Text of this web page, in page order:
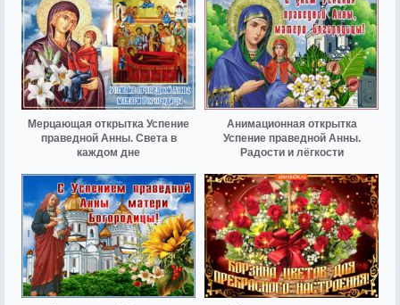
Мерцающая открытка Успение
праведной Анны. Света в
каждом дне
Анимационная открытка
Успение праведной Анны.
Радости и лёгкости